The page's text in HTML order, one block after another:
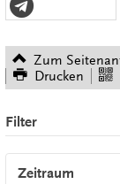
Zum
Drucken
Filter
Zeitraum